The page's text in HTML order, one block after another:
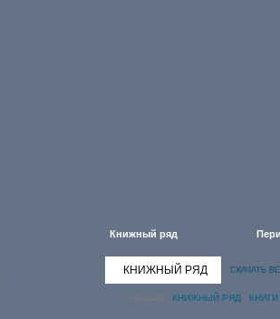
Книжный ряд
КНИЖНЫЙ РЯД СКАЧАТЬ
КНИЖНЫЙ РЯД КНИГИ